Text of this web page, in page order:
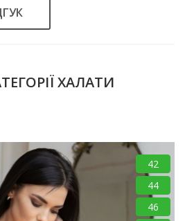
ХАЛАТИ
42
44
46